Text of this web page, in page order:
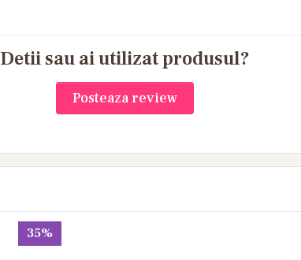
Detii sau ai utilizat produsul?
Posteaza review
35%